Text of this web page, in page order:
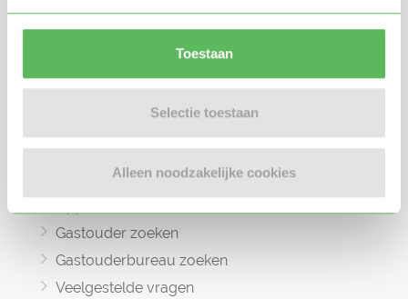
Toestaan
Selectie toestaan
Alleen noodzakelijke cookies
gastouders met elkaar in contact te
brengen.
Informatie
Oppas zoeken
Gastouder zoeken
Gastouderbureau zoeken
Veelgestelde vragen